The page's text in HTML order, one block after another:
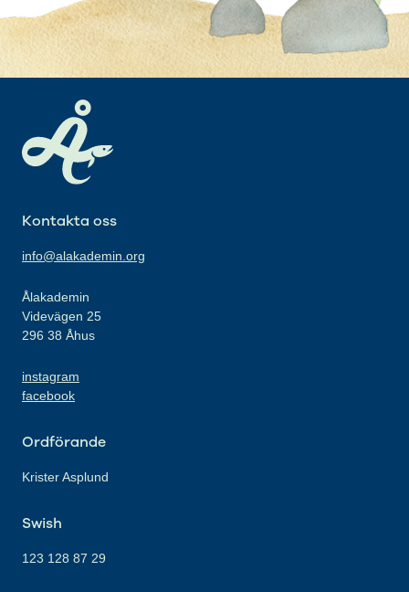
Kontakta oss
info@alakademin.org
Ålakademin
Videvägen 25
296 38 Åhus
instagram
facebook
Ordförande
Krister Asplund
Swish
123 128 87 29